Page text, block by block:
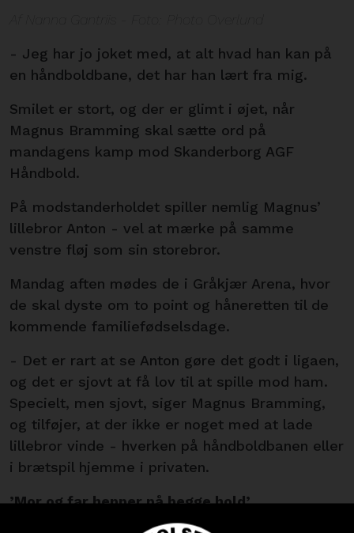
- Jeg har jo joket med, at alt hvad han kan på
en håndboldbane, det har han lært fra mig.
Smilet er stort, og der er glimt i øjet, når
Magnus Bramming skal sætte ord på
mandagens kamp mod Skanderborg AGF
Håndbold.
På modstanderholdet spiller nemlig Magnus’
lillebror Anton - vel at mærke på samme
venstre fløj som sin storebror.
Mandag aften mødes de i Gråkjær Arena, hvor
de skal dyste om to point og håneretten til de
kommende familiefødselsdage.
- Det er rart at se Anton gøre det godt i ligaen,
og det er sjovt at få lov til at spille mod ham.
Specielt, men sjovt, siger Magnus Bramming,
og tilføjer, at der ikke er noget med at lade
lillebror vinde - hverken på håndboldbanen eller
i brætspil hjemme i privaten.
’Mor og far hepper på begge hold’